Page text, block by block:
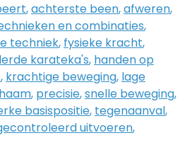
,achterste been,afweren,
en combinaties,
techniek, fysieke kracht,
karateka's, handen op
, krachtige beweging, lage
, precisie,snelle beweging,
basispositie, tegenaanval,
uitvoeren,